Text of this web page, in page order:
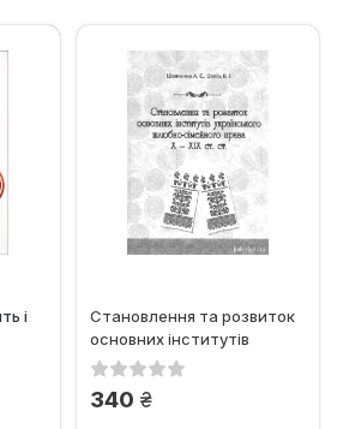
і
Становлення та розвиток
основних інститутів
українського...
340 грн.